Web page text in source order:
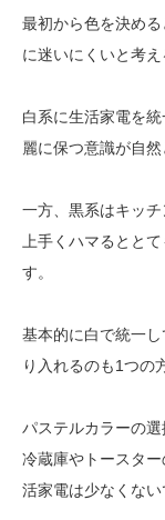
最初から色を決め
に迷いにくいと考え
白系に生活家電を
麗に保つ意識が自然
一方、黒系はキッチ
上手くハマるとと
す。
基本的に白で統一
り入れるのも1つの
パステルカラーの選
冷蔵庫やトースタ
活家電は少なくない